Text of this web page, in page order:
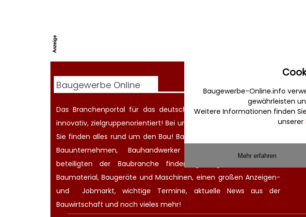
Baugewerbe Online
Das Branchenportal für das deutsche Baugewerbe. Informativ,
innovativ, zielgruppenorientiert! Bei uns werden Sie gefunden und
Sie finden alles rund um den Bau! Bauherren finden kompetente
Bauunternehmen, Bauhandwerker oder Architekten. Alle
beteiligten der Baubranche finden günstige Zulieferer für
Baumaterial,Baugeräte und Maschinen, einen großenAnzeigen-
und Jobmarkt, wichtige Termine, aktuelle News aus der
Bauwirtschaft und noch vieles mehr!
Baugewerbe-Online.info
gewährleisten
Weitere Informationen finden
unserer
Mehr erfahren